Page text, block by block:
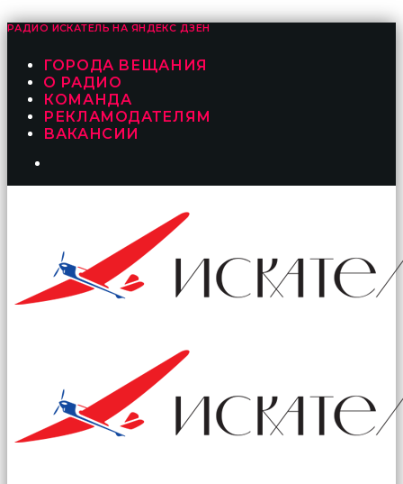
РАДИО ИСКАТЕЛЬ НА ЯНДЕКС ДЗЕН
ГОРОДА ВЕЩАНИЯ
О РАДИО
КОМАНДА
РЕКЛАМОДАТЕЛЯМ
ВАКАНСИИ